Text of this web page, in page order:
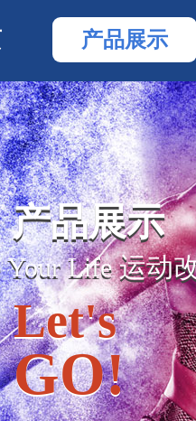
产品展示
Your Life 运动
产品展示
Your Life 运动
Let's
GO!
Let's
GO!
产品展示